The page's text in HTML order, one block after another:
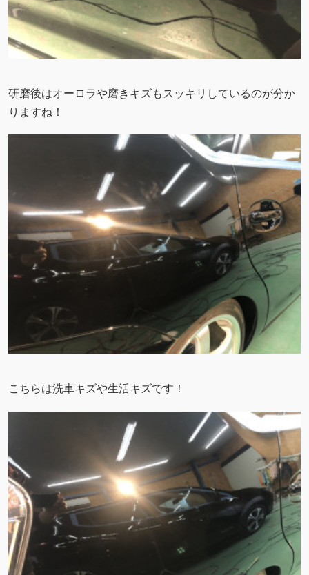
研磨後はオーロラや磨きキズもスッキリしているのが分か
りますね！
こちらは洗車キズや生活キズです！